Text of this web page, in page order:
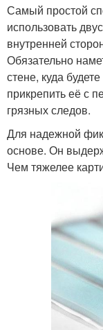
Самый простой
использовать
внутренней
Обязательно
стене, куда
прикрепить её с
грязных следов.
Для надежной
основе. Он
Чем тяжелее